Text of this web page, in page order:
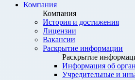
Компания
Компания
История и достижения
Лицензии
Вакансии
Раскрытие информации
Раскрытие
Информация об
Учредительные и